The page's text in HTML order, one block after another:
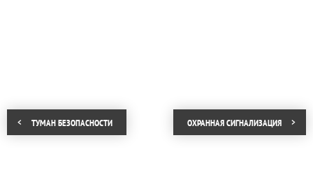
ТУМАН БЕЗОПАСНОСТИ ОХРАННАЯ СИГНАЛИЗАЦИЯ